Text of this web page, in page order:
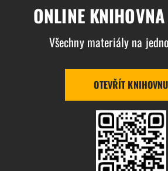
ONLINE KNIHOVNA
Všechny materiály na
OTEVŘÍT KNIHOVNU